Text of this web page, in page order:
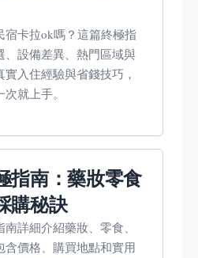
宿卡拉ok嗎？這篇終極指
、設備差異、熱門區域與
入住經驗與省錢技巧，
就上手。
指南：藥妝零食
購秘訣
詳細介紹藥妝、零食、
含價格、購買地點和實用